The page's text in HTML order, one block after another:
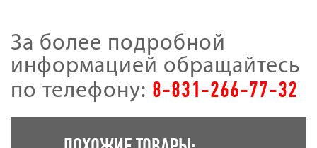
За более подробной
информацией обращайтесь
по телефону: 8-831-266-77-32